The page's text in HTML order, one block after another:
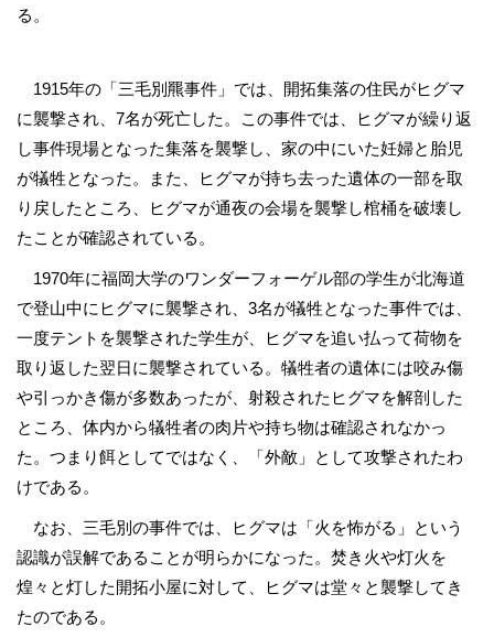
る。
1915年の「三毛別羆事件」では、開拓集落の住民がヒグマ
に襲撃され、7名が死亡した。この事件では、ヒグマが繰り返
し事件現場となった集落を襲撃し、家の中にいた妊婦と胎児
が犠牲となった。また、ヒグマが持ち去った遺体の一部を取
り戻したところ、ヒグマが通夜の会場を襲撃し棺桶を破壊し
たことが確認されている。
1970年に福岡大学のワンダーフォーゲル部の学生が北海道
で登山中にヒグマに襲撃され、3名が犠牲となった事件では、
一度テントを襲撃された学生が、ヒグマを追い払って荷物を
取り返した翌日に襲撃されている。犠牲者の遺体には咬み傷
や引っかき傷が多数あったが、射殺されたヒグマを解剖した
ところ、体内から犠牲者の肉片や持ち物は確認されなかっ
た。つまり餌としてではなく、「外敵」として攻撃されたわ
けである。
なお、三毛別の事件では、ヒグマは「火を怖がる」という
認識が誤解であることが明らかになった。焚き火や灯火を
煌々と灯した開拓小屋に対して、ヒグマは堂々と襲撃してき
たのである。